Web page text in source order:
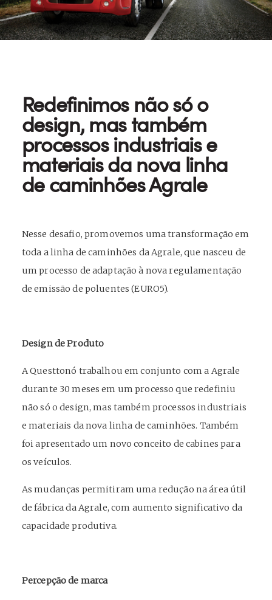
Redefinimos não só o
design, mas também
processos industriais e
materiais da nova linha
de caminhões Agrale
Nesse desafio, promovemos uma transformação em
toda a linha de caminhões da Agrale, que nasceu de
um processo de adaptação à nova regulamentação
de emissão de poluentes (EURO5).
Design de Produto
A Questtonó trabalhou em conjunto com a Agrale
durante 30 meses em um processo que redefiniu
não só o design, mas também processos industriais
e materiais da nova linha de caminhões. Também
foi apresentado um novo conceito de cabines para
os veículos.
As mudanças permitiram uma redução na área útil
de fábrica da Agrale, com aumento significativo da
capacidade produtiva.
Percepção de marca